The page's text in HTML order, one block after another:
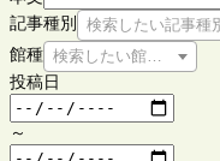
記事種別
検索したい記事種
館種 検索したい館種を選択
投稿日
～